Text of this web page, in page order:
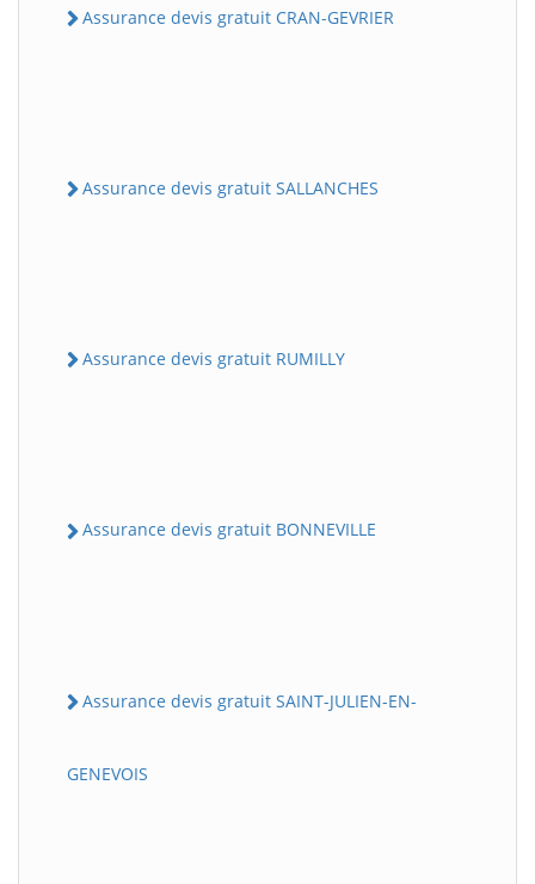
Assurance devis gratuit CRAN-GEVRIER
Assurance devis gratuit SALLANCHES
Assurance devis gratuit RUMILLY
Assurance devis gratuit BONNEVILLE
Assurance devis gratuit SAINT-JULIEN-EN-
GENEVOIS